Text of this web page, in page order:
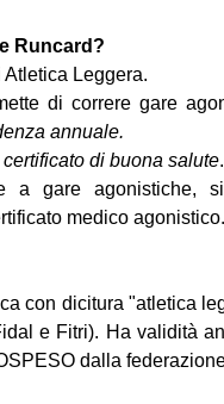
Runcard?
Atletica Leggera.
di correre gare
annuale.
certificato di buona salute.
a gare agonistiche,
medico agonistico.
con dicitura "atletica
e Fitri). Ha validità
dalla